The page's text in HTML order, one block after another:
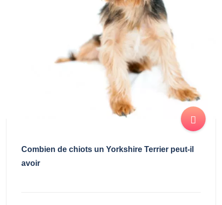
Combien de chiots un Yorkshire Terrier peut-il
avoir